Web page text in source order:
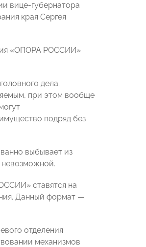
вице-губернатора
края Сергея
«ОПОРА РОССИИ»
дела.
при этом вообще
подряд без
выбывает из
невозможной.
ставятся на
Данный формат —
отделения
механизмов